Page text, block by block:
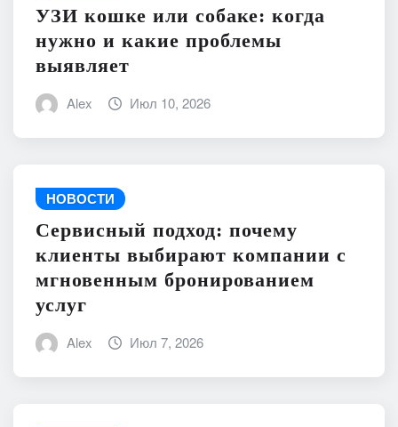
УЗИ кошке или собаке: когда
нужно и какие проблемы
выявляет
Alex Июл 10, 2026
НОВОСТИ
Сервисный подход: почему
клиенты выбирают компании с
мгновенным бронированием
услуг
Alex Июл 7, 2026